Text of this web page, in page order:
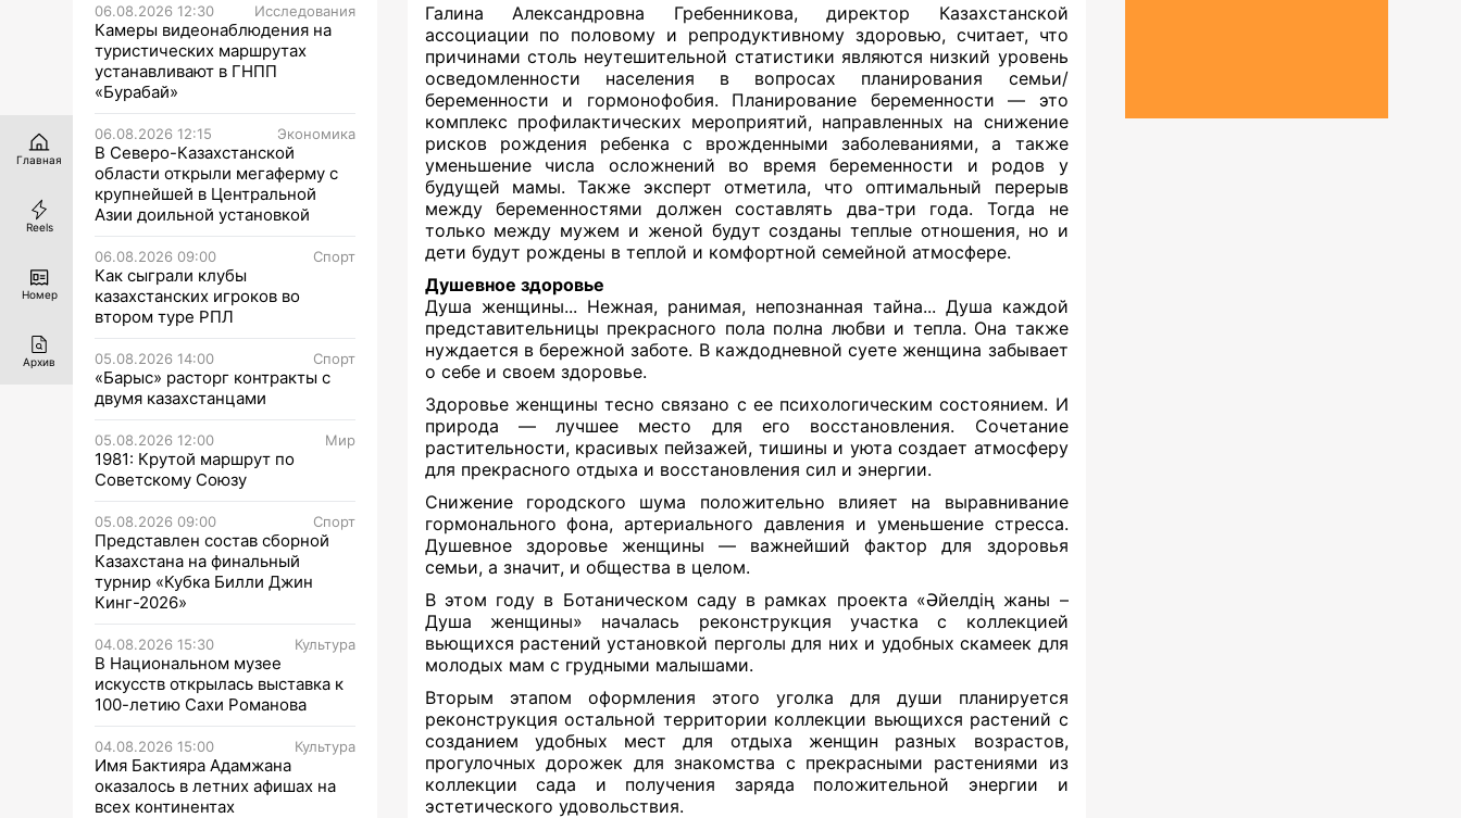
06.08.2026 12:30 Исследования
Камеры видеонаблюдения на
туристических маршрутах
устанавливают в ГНПП
«Бурабай»
06.08.2026 12:15 Экономика
В Северо-Казахстанской
области открыли мегаферму с
крупнейшей в Центральной
Азии доильной установкой
06.08.2026 09:00 Спорт
Как сыграли клубы
казахстанских игроков во
втором туре РПЛ
05.08.2026 14:00 Спорт
«Барыс» расторг контракты с
двумя казахстанцами
05.08.2026 12:00 Мир
1981: Крутой маршрут по
Советскому Союзу
05.08.2026 09:00 Спорт
Представлен состав сборной
Казахстана на финальный
турнир «Кубка Билли Джин
Кинг-2026»
04.08.2026 15:30 Культура
В Национальном музее
искусств открылась выставка к
100-летию Сахи Романова
04.08.2026 15:00 Культура
Имя Бактияра Адамжана
оказалось в летних афишах на
всех континентах
Галина Александровна Гребенникова, директор Казахстанской
ассоциации по половому и репродуктивному здоровью, считает, что
причинами столь неутешительной статистики являются низкий уровень
осведомленности населения в вопросах планирования семьи/
беременности и гормонофобия. Планирование беременности — это
комплекс профилактических мероприятий, направленных на снижение
рисков рождения ребенка с врожденными заболеваниями, а также
уменьшение числа осложнений во время беременности и родов у
будущей мамы. Также эксперт отметила, что оптимальный перерыв
между беременностями должен составлять два-три года. Тогда не
только между мужем и женой будут созданы теплые отношения, но и
дети будут рождены в теплой и комфортной семейной атмосфере.
Душевное здоровье
Душа женщины... Нежная, ранимая, непознанная тайна... Душа каждой
представительницы прекрасного пола полна любви и тепла. Она также
нуждается в бережной заботе. В каждодневной суете женщина забывает
о себе и своем здоровье.
Здоровье женщины тесно связано с ее психологическим состоянием. И
природа — лучшее место для его восстановления. Сочетание
растительности, красивых пейзажей, тишины и уюта создает атмосферу
для прекрасного отдыха и восстановления сил и энергии.
Снижение городского шума положительно влияет на выравнивание
гормонального фона, артериального давления и уменьшение стресса.
Душевное здоровье женщины — важнейший фактор для здоровья
семьи, а значит, и общества в целом.
В этом году в Ботаническом саду в рамках проекта «Әйелдің жаны –
Душа женщины» началась реконструкция участка с коллекцией
вьющихся растений установкой перголы для них и удобных скамеек для
молодых мам с грудными малышами.
Вторым этапом оформления этого уголка для души планируется
реконструкция остальной территории коллекции вьющихся растений с
созданием удобных мест для отдыха женщин разных возрастов,
прогулочных дорожек для знакомства с прекрасными растениями из
коллекции сада и получения заряда положительной энергии и
эстетического удовольствия.
Главная
Reels
Номер
Архив